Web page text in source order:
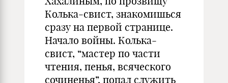
Колька-свист, знакомишься
сразу на первой странице.
Начало войны. Колька-
свист, “мастер по части
чтения, пенья, всяческого
сочиненья”, попал служить